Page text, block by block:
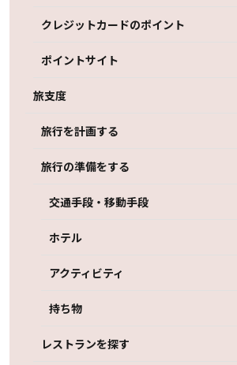
クレジットカードのポイント
ポイントサイト
旅支度
旅行を計画する
旅行の準備をする
交通手段・移動手段
ホテル
アクティビティ
持ち物
レストランを探す